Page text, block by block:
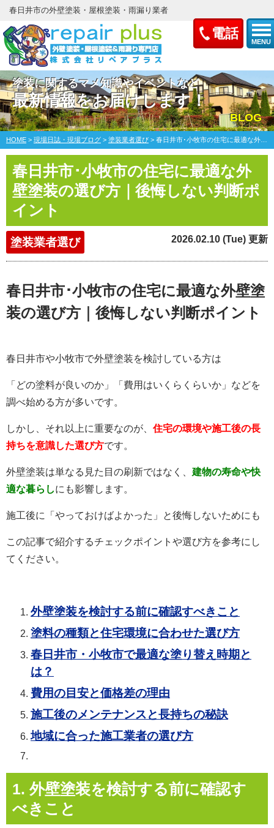
電話
MENU
春日井市の外壁塗装・屋根塗装・雨漏り業者
塗装に関するマメ知識やイベントなど
最新情報をお届けします！
BLOG
HOME > 現場日誌・現場ブログ > 塗装業者選び > 春日井市･小牧市の住宅に最適な外壁塗装の選び方｜後悔しない判断ポイント
春日井市･小牧市の住宅に最適な外
壁塗装の選び方｜後悔しない判断ポ
イント
塗装業者選び 2026.02.10 (Tue) 更新
春日井市･小牧市の住宅に最適な外壁塗
装の選び方｜後悔しない判断ポイント
春日井市や小牧市で外壁塗装を検討している方は
「どの塗料が良いのか」「費用はいくらくらいか」などを
調べ始める方が多いです。
しかし、それ以上に重要なのが、 住宅の環境や施工後の長
持ちを意識した選び方です。
外壁塗装は単なる見た目の刷新ではなく、 建物の寿命や快
適な暮らしにも影響します。
施工後に「やっておけばよかった」と後悔しないためにも
この記事で紹介するチェックポイントや選び方を参考にし
てください。
外壁塗装を検討する前に確認すべきこと
塗料の種類と住宅環境に合わせた選び方
春日井市・小牧市で最適な塗り替え時期と
は？
費用の目安と価格差の理由
施工後のメンテナンスと長持ちの秘訣
地域に合った施工業者の選び方
1. 外壁塗装を検討する前に確認す
べきこと